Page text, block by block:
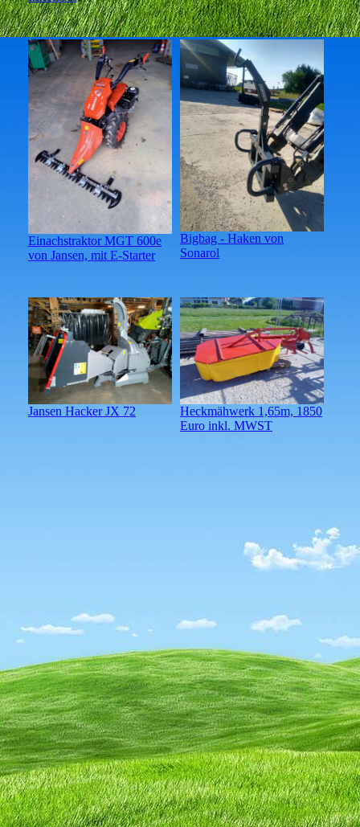
Einachstraktor MGT 600e
von Jansen, mit E-Starter
Bigbag - Haken von
Sonarol
Jansen Hacker JX 72
Heckmähwerk 1,65m, 1850
Euro inkl. MWST